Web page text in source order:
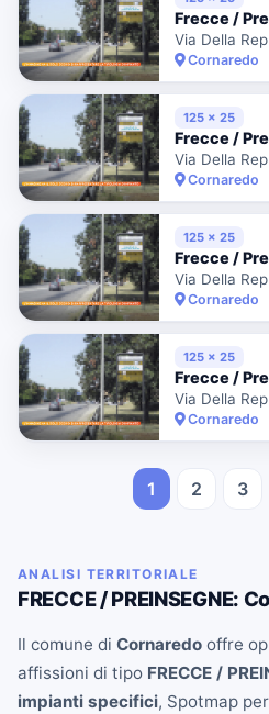
Frecce /
Via Della
Cornaredo
125 x 25
Frecce /
Cornaredo
125 x 25
Frecce /
Cornaredo
125 x 25
Frecce /
Cornaredo
1 2 3
ANALISI TERRITORIALE
FRECCE / PREINSEGNE:
Il comune di Cornaredo offre
affissioni di tipo FRECCE /
impianti specifici, Spotmap